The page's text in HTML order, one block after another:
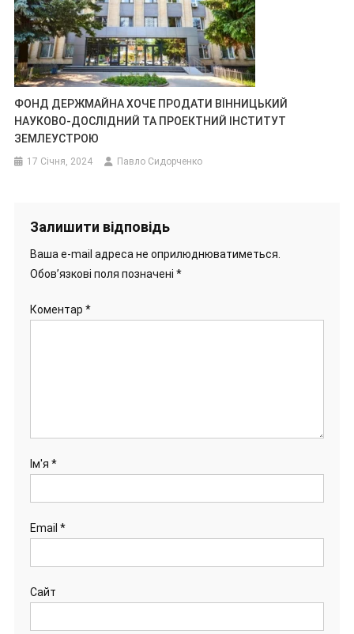
ФОНД ДЕРЖМАЙНА ХОЧЕ ПРОДАТИ ВІННИЦЬКИЙ
НАУКОВО-ДОСЛІДНИЙ ТА ПРОЕКТНИЙ ІНСТИТУТ
ЗЕМЛЕУСТРОЮ
17 Січня, 2024 Павло Сидорченко
Залишити відповідь
Ваша e-mail адреса не оприлюднюватиметься.
Обов’язкові поля позначені *
Коментар *
Ім'я *
Email *
Сайт